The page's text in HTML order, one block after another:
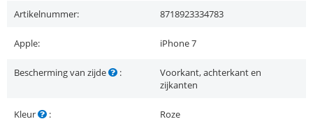
Artikelnummer: 8718923334783
Apple: iPhone 7
Bescherming van zijde :
Voorkant, achterkant en
zijkanten
Kleur : Roze